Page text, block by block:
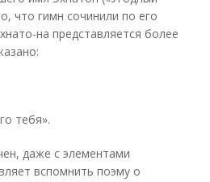
что гимн сочинили по его
на представляется более
тебя».
даже с элементами
вспомнить поэму о